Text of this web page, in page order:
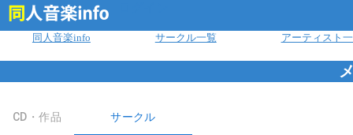
同人音楽info サークル一覧 アーティスト
CD・作品 サークル